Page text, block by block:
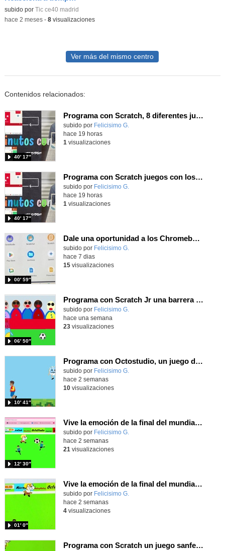
subido por
Tic ce40 madrid
-hace 2 meses- 8visualizaciones
Ver más del mismo centro
Contenidos relacionados:
Programa con Scratch, 8 diferentes juegos para vivir la emoción de los partidos de España en el mundial 2026
Contenido educativo.
subido por Felicisimo G.
40′ 17″
hace 19 horas
1 visualizaciones
Programa con Scratch juegos con los partidos del mundial 2026 ganados por España
Contenido educativo.
subido por Felicisimo G.
40′ 17″
hace 19 horas
1 visualizaciones
Dale una oportunidad a los Chromebooks y utiliza un proyector para realizar talleres si no tienes pantallas táctiles
Contenido educativo.
subido por Felicisimo G.
00′ 59″
hace 7 dias
15visualizaciones
Programa con Scratch Jr una barrera que se desplaza para dar sensación de movimiento
Contenido educativo.
subido por Felicisimo G.
06′ 50″
hace una semana
23visualizaciones
Programa con Octostudio, un juego de 4 personajes ganando la copa del mundo saltando y esquivando rivales.
Contenido educativo.
subido por Felicisimo G.
10′ 41″
hace 2 semanas
10visualizaciones
Vive la emoción de la final del mundial programando con Scratch, un juego de toques y esquivar contrarios
Contenido educativo.
subido por Felicisimo G.
12′ 30″
hace 2 semanas
21 visualizaciones
Vive la emoción de la final del mundial 2026, programando con Scratch un juego de toques.
Contenido educativo.
subido por Felicisimo G.
01′ 0″
hace 2 semanas
4visualizaciones
Programa con Scratch un juego sanferminero con Mikel Merino evitando toros y dando toques al balón.